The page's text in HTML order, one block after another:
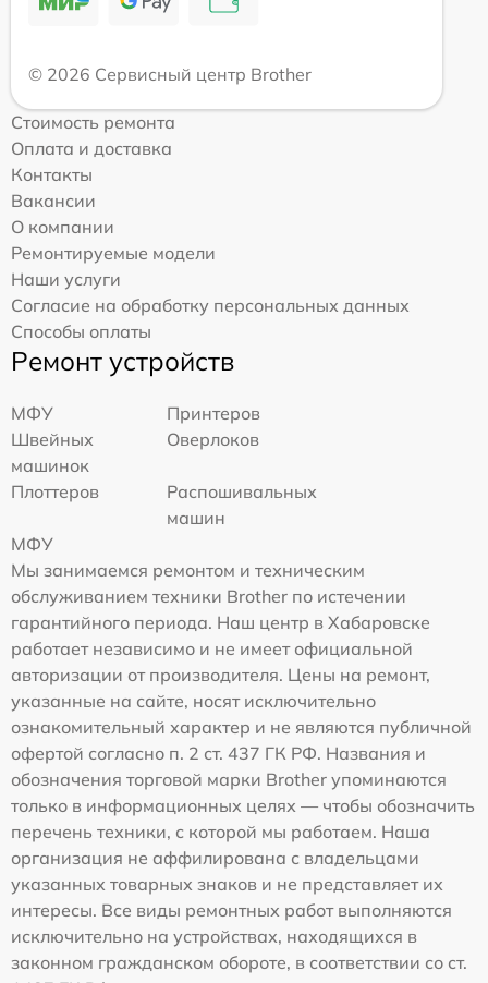
© 2026 Сервисный центр Brother
Стоимость ремонта
Оплата и доставка
Контакты
Вакансии
О компании
Ремонтируемые модели
Наши услуги
Согласие на обработку персональных данных
Способы оплаты
Ремонт устройств
МФУ
Принтеров
Швейных
машинок
Оверлоков
Плоттеров
Распошивальных
машин
МФУ
Мы занимаемся ремонтом и техническим
обслуживанием техники Brother по истечении
гарантийного периода. Наш центр в Хабаровске
работает независимо и не имеет официальной
авторизации от производителя. Цены на ремонт,
указанные на сайте, носят исключительно
ознакомительный характер и не являются публичной
офертой согласно п. 2 ст. 437 ГК РФ. Названия и
обозначения торговой марки Brother упоминаются
только в информационных целях — чтобы обозначить
перечень техники, с которой мы работаем. Наша
организация не аффилирована с владельцами
указанных товарных знаков и не представляет их
интересы. Все виды ремонтных работ выполняются
исключительно на устройствах, находящихся в
законном гражданском обороте, в соответствии со ст.